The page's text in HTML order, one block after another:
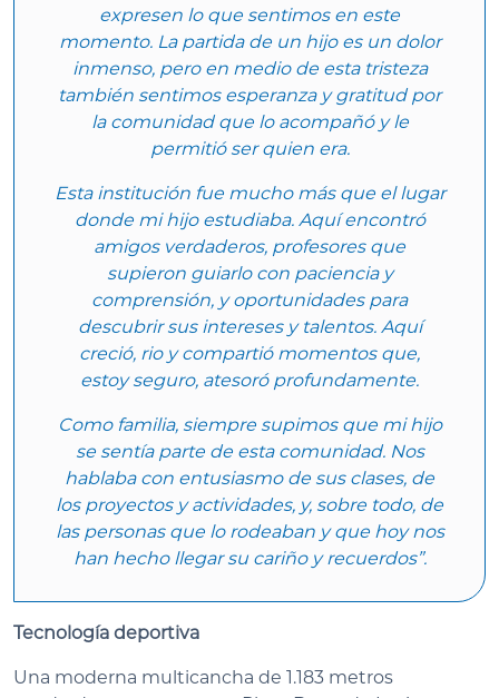
expresen lo que sentimos en este
momento. La partida de un hijo es un dolor
inmenso, pero en medio de esta tristeza
también sentimos esperanza y gratitud por
la comunidad que lo acompañó y le
permitió ser quien era.
Esta institución fue mucho más que el lugar
donde mi hijo estudiaba. Aquí encontró
amigos verdaderos, profesores que
supieron guiarlo con paciencia y
comprensión, y oportunidades para
descubrir sus intereses y talentos. Aquí
creció, rio y compartió momentos que,
estoy seguro, atesoró profundamente.
Como familia, siempre supimos que mi hijo
se sentía parte de esta comunidad. Nos
hablaba con entusiasmo de sus clases, de
los proyectos y actividades, y, sobre todo, de
las personas que lo rodeaban y que hoy nos
han hecho llegar su cariño y recuerdos”.
Tecnología deportiva
Una moderna multicancha de 1.183 metros